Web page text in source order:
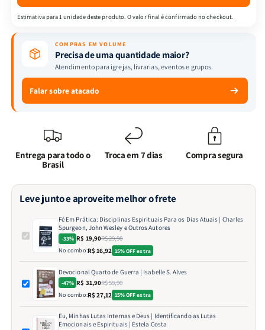
Charles
John
Wesley
Outros
Autores
John
Wesley
Outros
Estimativa para 1 unidade deste produto. O valor final é confirmado no checkout.
COMPRAS EM VOLUME
Precisa de uma quantidade maior?
Atendimento para igrejas, livrarias, eventos e grupos.
Falar sobre atacado
Entrega para todo o
Brasil
Troca em 7 dias Compra segura
Leve junto e aproveite melhor o frete
Fé Em Prática: Disciplinas Espirituais Para os Dias Atuais | Charles
Spurgeon, John Wesley e Outros Autores
-33% R$ 19,90R$ 29,90
No combo:R$ 16,92 15% OFF extra
Devocional Quarto de Guerra | Isabelle S. Alves
-47% R$ 31,90R$ 59,90
No combo:R$ 27,12 15% OFF extra
Eu, Minhas Lutas Internas e Deus | Identificando as Lutas
Emocionais e Espirituais | Estela Costa